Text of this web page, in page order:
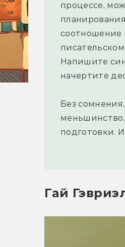
процессе,
соотношение
Напишите
начертите
Без
подготовки.
Гай